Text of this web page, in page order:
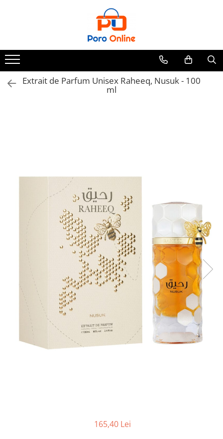
Al Absar
Parfum
CloneExtrait de Parfum Unisex Raheeq, Nusuk - 100
ml
165,40 Lei